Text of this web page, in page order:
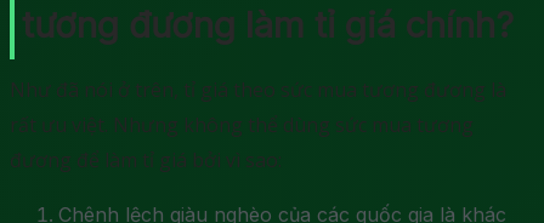
tương đương làm tỉ giá chính?
Như đã nói ở trên, tỉ giá theo sức mua tương đương là
rất ưu việt. Nhưng không thể dùng sức mua tương
đương để làm tỉ giá bởi vì sao:
Chênh lệch giàu nghèo của các quốc gia là khác